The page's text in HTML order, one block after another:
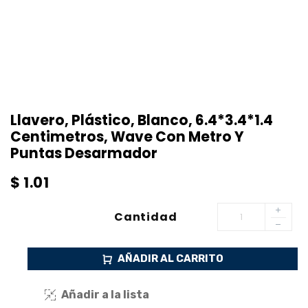
Llavero, Plástico, Blanco, 6.4*3.4*1.4
Centimetros, Wave Con Metro Y
Puntas Desarmador
$ 1.01
Cantidad
AÑADIR AL CARRITO
Añadir a la lista